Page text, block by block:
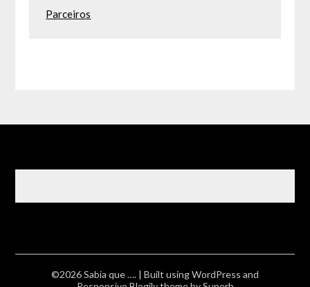
Parceiros
©2026 Sabia que …. | Built using WordPress and